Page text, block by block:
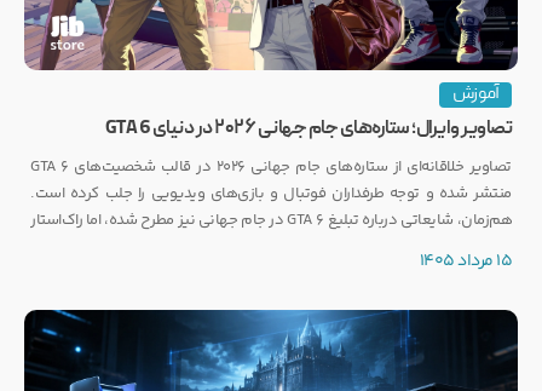
آموزش
تصاویر وایرال؛ ستاره‌های جام جهانی ۲۰۲۶ در دنیای GTA 6
تصاویر خلاقانه‌ای از ستاره‌های جام جهانی ۲۰۲۶ در قالب شخصیت‌های GTA 6
منتشر شده و توجه طرفداران فوتبال و بازی‌های ویدیویی را جلب کرده است.
هم‌زمان، شایعاتی درباره تبلیغ GTA 6 در جام جهانی نیز مطرح شده، اما راک‌استار
15 مرداد 1405